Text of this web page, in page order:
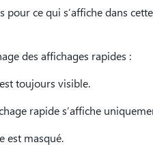
pour ce qui s’affiche dans
des affichages rapides :
toujours visible.
rapide s’affiche
est masqué.